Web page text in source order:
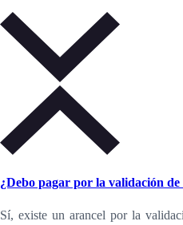
¿Debo pagar por la validación
Sí, existe un arancel por la